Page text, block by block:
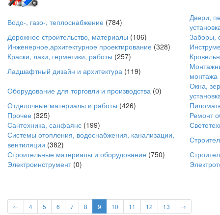
Водо-, газо-, теплоснабжение (784)
Двери,
Дорожное строительство, материалы (106)
Заборы,
Инженерное,архитектурное проектирование (328)
Краски, лаки, герметики, работы (257)
Ладшафтный дизайн и архитектура (119)
монтажа
Оборудование для торговли и производства (0)
Окна,
Отделочные материалы и работы (426)
Прочее (325)
Ремонт
Сантехника, санфаянс (199)
Системы отопления, водоснабжения, канализации,
вентиляции (382)
Строительные материалы и оборудование (750)
Электроинструмент(0)
← 4 5 6 7 8 9 10 11 12 13 →